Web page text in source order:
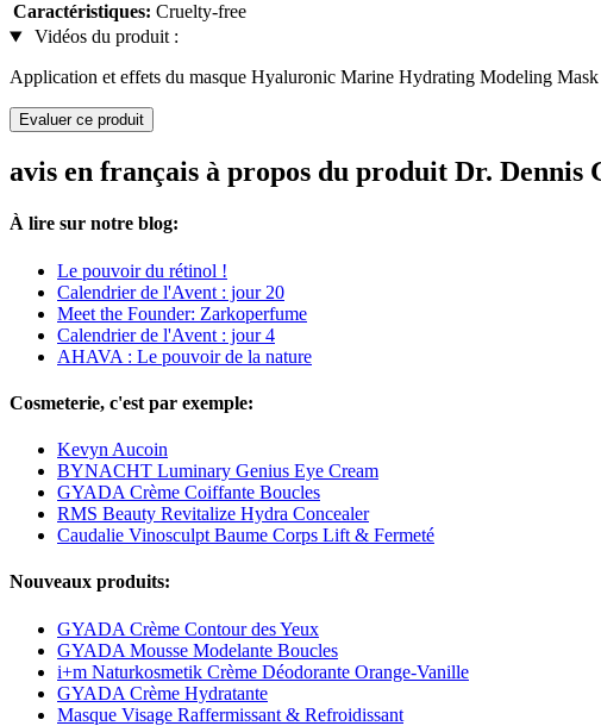
Caractéristiques: Cruelty-free
Vidéos du produit :
Application et effets du masque Hyaluronic Marine Hydrating Modeling Mask
Evaluer ce produit
avis en français à propos du produit Dr.
À lire sur notre blog:
Le pouvoir du rétinol !
Calendrier de l'Avent : jour 20
Meet the Founder: Zarkoperfume
Calendrier de l'Avent : jour 4
AHAVA : Le pouvoir de la nature
Cosmeterie, c'est par exemple:
Kevyn Aucoin
BYNACHT Luminary Genius Eye Cream
GYADA Crème Coiffante Boucles
RMS Beauty Revitalize Hydra Concealer
Caudalie Vinosculpt Baume Corps Lift & Fermeté
Nouveaux produits:
GYADA Crème Contour des Yeux
GYADA Mousse Modelante Boucles
i+m Naturkosmetik Crème Déodorante Orange-Vanille
GYADA Crème Hydratante
Masque Visage Raffermissant & Refroidissant